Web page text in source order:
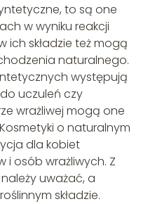
to są one
w wyniku reakcji
ich składzie też mogą
naturalnego.
występują
uczuleń czy
wrażliwej mogą one
o naturalnym
dla kobiet
i osób wrażliwych. Z
uważać, a
składzie.